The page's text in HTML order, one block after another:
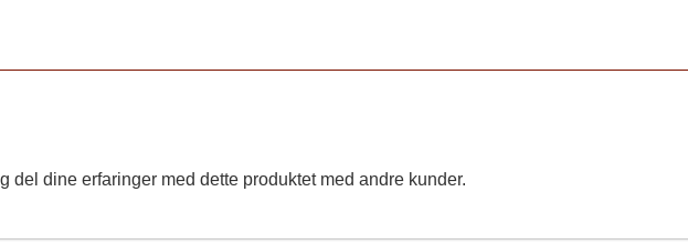
del dine erfaringer med dette produktet med andre kunder.